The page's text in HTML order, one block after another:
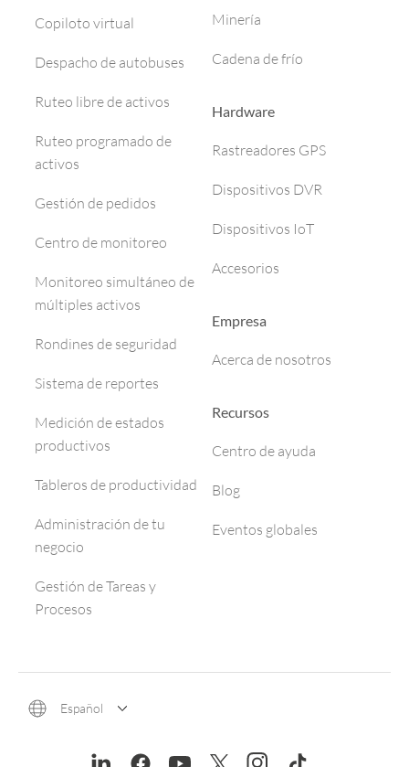
Copiloto virtual
Despacho de autobuses
Ruteo libre de activos
Ruteo programado de
activos
Gestión de pedidos
Centro de monitoreo
Monitoreo simultáneo de
múltiples activos
Rondines de seguridad
Sistema de reportes
Medición de estados
productivos
Tableros de productividad
Administración de tu
negocio
Gestión de Tareas y
Procesos
Minería
Cadena de frío
Hardware
Rastreadores GPS
Dispositivos DVR
Dispositivos IoT
Accesorios
Empresa
Acerca de nosotros
Recursos
Centro de ayuda
Blog
Eventos globales
Español